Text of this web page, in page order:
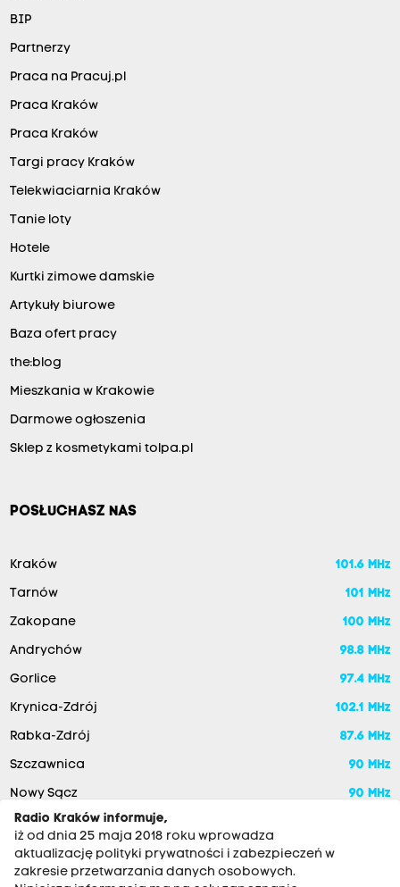
BIP
Partnerzy
Praca na Pracuj.pl
Praca Kraków
Praca Kraków
Targi pracy Kraków
Telekwiaciarnia Kraków
Tanie loty
Hotele
Kurtki zimowe damskie
Artykuły biurowe
Baza ofert pracy
the:blog
Mieszkania w Krakowie
Darmowe ogłoszenia
Sklep z kosmetykami tolpa.pl
POSŁUCHASZ NAS
Kraków 101.6 MHz
Tarnów 101 MHz
Zakopane 100 MHz
Andrychów 98.8 MHz
Gorlice 97.4 MHz
Krynica-Zdrój 102.1 MHz
Rabka-Zdrój 87.6 MHz
Szczawnica 90 MHz
Nowy Sącz
90 MHz
Radio Kraków informuje,
iż od dnia 25 maja 2018 roku wprowadza
aktualizację polityki prywatności i zabezpieczeń w
zakresie przetwarzania danych osobowych.